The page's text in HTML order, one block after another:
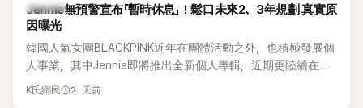
K-POP
Jennie無預警宣布「暫時休息」！鬆口未來2、3年規劃 真實原
因曝光
韓國人氣女團BLACKPINK近年在團體活動之外，也積極發展個
人事業，其中Jennie即將推出全新個人專輯，近期更陸續在演
出中搶先公開新歌，引發粉絲高度期待。不過，她近日受訪時
K氏鄉民 2 天前